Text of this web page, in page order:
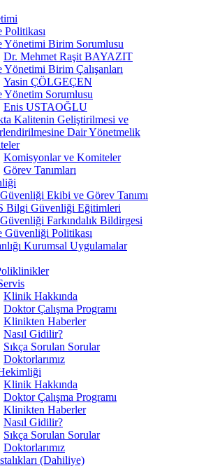
Politikası
Yönetimi Birim Sorumlusu
Dr. Mehmet Raşit BAYAZIT
Yönetimi Birim Çalışanları
Yasin ÇÖLGEÇEN
Yönetim Sorumlusu
Enis USTAOĞLU
Kalitenin Geliştirilmesi ve
Dair Yönetmelik
Komisyonlar ve Komiteler
Görev Tanımları
Ekibi ve Görev Tanımı
Bilgi Güvenliği Eğitimleri
Farkındalık Bildirgesi
Güvenliği Politikası
Kurumsal Uygulamalar
Klinik Hakkında
Doktor Çalışma Programı
Klinikten Haberler
Nasıl Gidilir?
Sıkça Sorulan Sorular
Doktorlarımız
Klinik Hakkında
Doktor Çalışma Programı
Klinikten Haberler
Nasıl Gidilir?
Sıkça Sorulan Sorular
Doktorlarımız
(Dahiliye)